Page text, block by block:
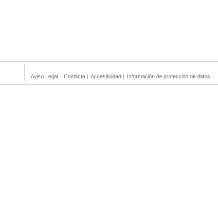
Aviso Legal | Contacta | Accesibilidad | Información de protección de datos